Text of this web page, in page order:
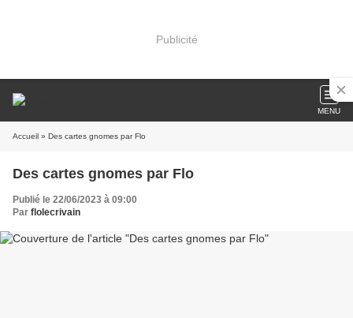
Publicité
MENU
Accueil » Des cartes gnomes par Flo
Des cartes gnomes par Flo
Publié le 22/06/2023 à 09:00
Par flolecrivain